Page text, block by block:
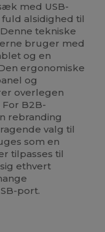
med USB-
alsidighed til
tekniske
bruger med
og en
ergonomiske
og
overlegen
B2B-
rebranding
valg til
som en
tilpasses til
ethvert
port.